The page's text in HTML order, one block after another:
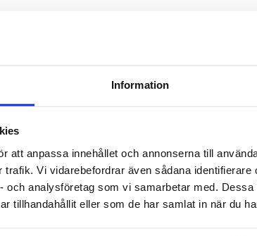
Information
att anpassa innehållet och annonserna till
Vi vidarebefordrar även sådana identifierare
och analysföretag som vi samarbetar med.
tillhandahållit eller som de har samlat in när du
i Sverige
med Postnord